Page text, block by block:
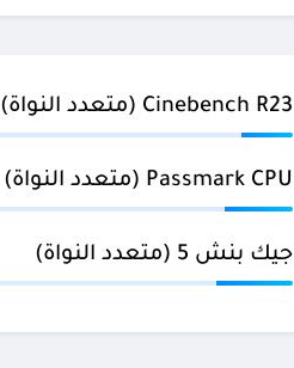
Cinebench R23 (متعدد النواة)
Passmark CPU (متعدد النواة)
جيك بنش 5 (متعدد النواة)